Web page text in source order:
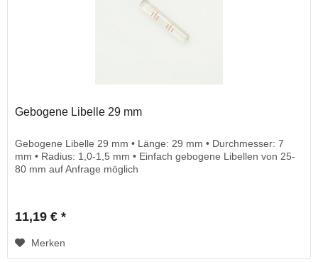
Gebogene Libelle 29 mm
Gebogene Libelle 29 mm • Länge: 29 mm • Durchmesser: 7
mm • Radius: 1,0-1,5 mm • Einfach gebogene Libellen von 25-
80 mm auf Anfrage möglich
11,19 € *
Merken